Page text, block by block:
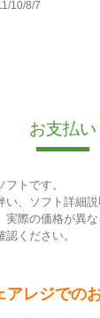
10/8/7
お支払い
トです。
、ソフト詳細
実際の価格が異な
ください。
アレジでの